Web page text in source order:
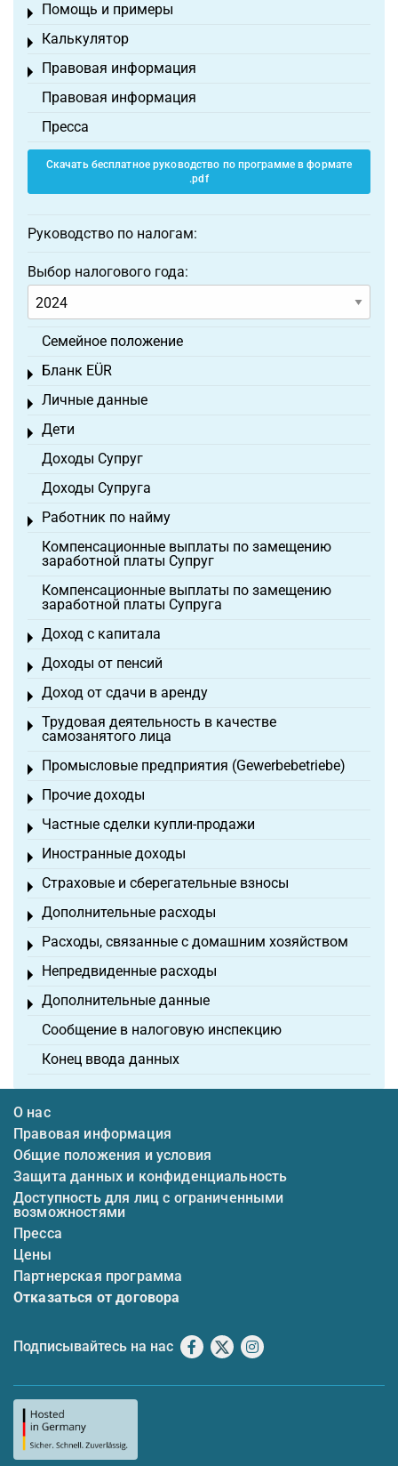
Помощь и примеры
Toggle menu
Калькулятор
Toggle menu
Правовая информация
Toggle menu
Правовая информация
Пресса
Скачать бесплатное руководство по программе в формате
.pdf
Руководство по налогам:
Выбор налогового года:
Семейное положение
Бланк EÜR
Toggle menu
Личные данные
Toggle menu
Дети
Toggle menu
Доходы Супруг
Доходы Супруга
Работник по найму
Toggle menu
Компенсационные выплаты по замещению
заработной платы Супруг
Компенсационные выплаты по замещению
заработной платы Супруга
Доход с капитала
Toggle menu
Доходы от пенсий
Toggle menu
Доход от сдачи в аренду
Toggle menu
Трудовая деятельность в качестве
самозанятого лица
Toggle menu
Промысловые предприятия (Gewerbebetriebe)
Toggle menu
Прочие доходы
Toggle menu
Частные сделки купли-продажи
Toggle menu
Иностранные доходы
Toggle menu
Страховые и сберегательные взносы
Toggle menu
Дополнительные расходы
Toggle menu
Расходы, связанные с домашним хозяйством
Toggle menu
Непредвиденные расходы
Toggle menu
Дополнительные данные
Toggle menu
Сообщение в налоговую инспекцию
Конец ввода данных
О нас
Правовая информация
Общие положения и условия
Защита данных и конфиденциальность
Доступность для лиц с ограниченными
возможностями
Пресса
Цены
Партнерская программа
Отказаться от договора
Подписывайтесь на нас Facebook
X Instagram